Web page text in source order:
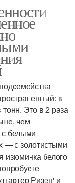
в
Это в 2 раза
чем
с белыми
— с золотистыми
изюминка белого
Ризен' и